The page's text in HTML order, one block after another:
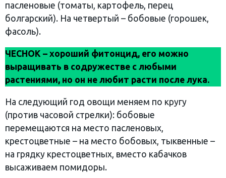
пасленовые (томаты, картофель, перец
болгарский). На четвертый – бобовые (горошек,
фасоль).
ЧЕСНОК – хороший фитонцид, его можно
выращивать в содружестве с любыми
растениями, но он не любит расти после лука.
На следующий год овощи меняем по кругу
(против часовой стрелки): бобовые
перемещаются на место пасленовых,
крестоцветные – на место бобовых, тыквенные –
на грядку крестоцветных, вместо кабачков
высаживаем помидоры.